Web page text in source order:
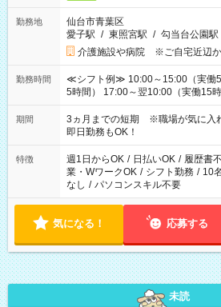
勤務地
仙台市青葉区
愛子駅 / 東照宮駅 / 勾当台公園駅
介護施設や病院 ※ご自宅近辺か
勤務時間
≪シフト例≫ 10:00～15:00（実働
5時間） 17:00～翌10:00（実働15時間）など ご
働く時間は調整できます！ お気軽
期間
3ヵ月までの短期 ※職場が気に入
即日勤務もOK！
特徴 週1日からOK / 日払いOK / 履歴書
業・WワークOK / シフト勤務 / 10
なし / パソコンスキル不要
気になる！ 応募する
未読